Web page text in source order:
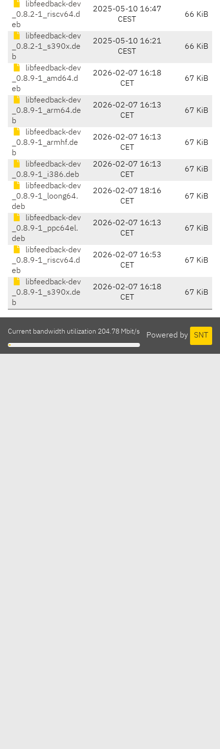
libfeedback-dev
_0.8.2-1_riscv64.d
eb
2025-05-10 16:47
CEST
66 KiB
libfeedback-dev
_0.8.2-1_s390x.de
b
2025-05-10 16:21
CEST
66 KiB
libfeedback-dev
_0.8.9-1_amd64.d
eb
2026-02-07 16:18
CET
67 KiB
libfeedback-dev
_0.8.9-1_arm64.de
b
2026-02-07 16:13
CET
67 KiB
libfeedback-dev
_0.8.9-1_armhf.de
b
2026-02-07 16:13
CET
67 KiB
libfeedback-dev
_0.8.9-1_i386.deb
2026-02-07 16:13
CET
67 KiB
libfeedback-dev
_0.8.9-1_loong64.
deb
2026-02-07 18:16
CET
67 KiB
libfeedback-dev
_0.8.9-1_ppc64el.
deb
2026-02-07 16:13
CET
67 KiB
libfeedback-dev
_0.8.9-1_riscv64.d
eb
2026-02-07 16:53
CET
67 KiB
libfeedback-dev
_0.8.9-1_s390x.de
b
2026-02-07 16:18
CET
67 KiB
Powered by SNT
Current bandwidth utilization 204.78 Mbit/s